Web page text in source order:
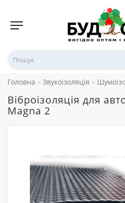
Головна Звукоізоляція
Віброізоляція для
Magna 2